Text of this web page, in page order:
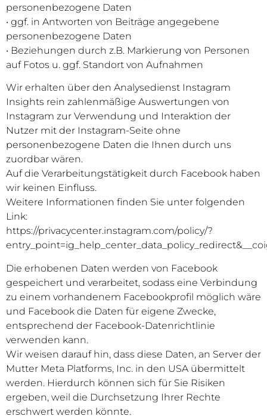
personenbezogene Daten
• ggf. in Antworten von Beiträge angegebene
personenbezogene Daten
• Beziehungen durch z.B. Markierung von Personen
auf Fotos u. ggf. Standort von Aufnahmen
Wir erhalten über den Analysedienst Instagram
Insights rein zahlenmäßige Auswertungen von
Instagram zur Verwendung und Interaktion der
Nutzer mit der Instagram-Seite ohne
personenbezogene Daten die Ihnen durch uns
zuordbar wären.
Auf die Verarbeitungstätigkeit durch Facebook haben
wir keinen Einfluss.
Weitere Informationen finden Sie unter folgenden
Link:
https://privacycenter.instagram.com/policy/?
Die erhobenen Daten werden von Facebook
gespeichert und verarbeitet, sodass eine Verbindung
zu einem vorhandenem Facebookprofil möglich wäre
und Facebook die Daten für eigene Zwecke,
entsprechend der Facebook-Datenrichtlinie
verwenden kann.
Wir weisen darauf hin, dass diese Daten, an Server der
Mutter Meta Platforms, Inc. in den USA übermittelt
werden. Hierdurch können sich für Sie Risiken
ergeben, weil die Durchsetzung Ihrer Rechte
erschwert werden könnte.